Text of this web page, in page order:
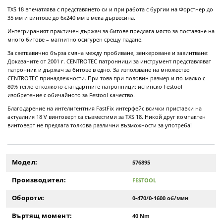
TXS 18 впечатлява с представянето си и при работа с бургии на Форстнер до
35 мм и винтове до 6x240 мм в мека дървесина.
Интегрираният практичен държач за битове предлага място за поставяне на
много битове – магнитно осигурен срещу падане.
За светкавично бърза смяна между пробиване, зенкероване и завинтване:
Доказаните от 2001 г. CENTROTEC патронници за инструмент представляват
патронник и държач за битове в едно. За използване на множество
CENTROTEC принадлежности. При това при половин размер и по-малко с
80% тегло отколкото стандартните патронници: истинско Festool
изобретение с обичайното за Festool качество.
Благодарение на интелигентния FastFix интерфейс всички приставки на
актуалния 18 V винтоверт са съвместими за TXS 18. Никой друг компактен
винтоверт не предлага толкова различни възможности за употреба!
Модел: 576895
Производител: FESTOOL
Обороти: 0-470/0-1600 об/мин
Въртящ момент: 40 Nm